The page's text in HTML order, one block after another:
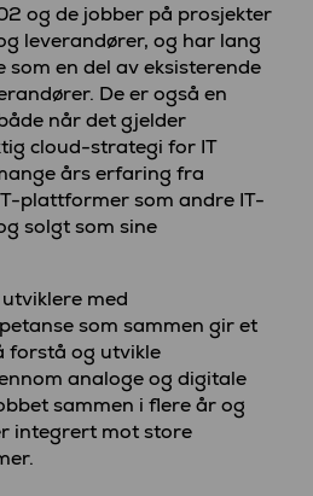
og de jobber på prosjekter
leverandører, og har lang
en del av eksisterende
De er også en
når det gjelder
cloud-strategi for IT
års erfaring fra
plattformer som andre IT-
solgt som sine
med
som sammen gir et
forstå og utvikle
analoge og digitale
sammen i flere år og
integrert mot store